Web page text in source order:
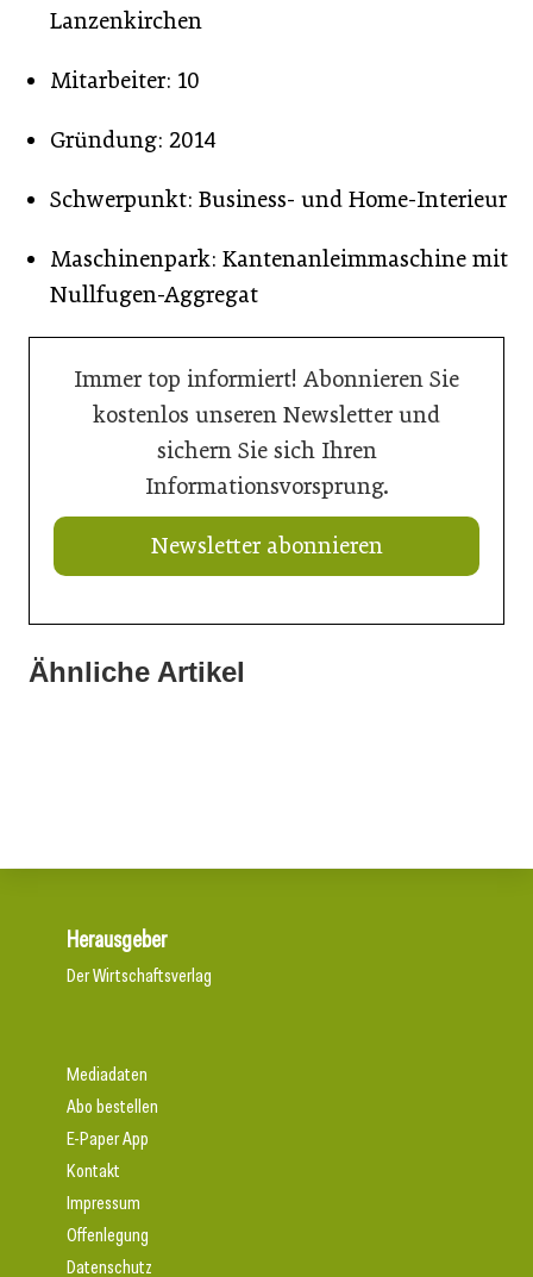
Lanzenkirchen
Mitarbeiter: 10
Gründung: 2014
Schwerpunkt: Business- und Home-Interieur
Maschinenpark: Kantenanleimmaschine mit
Nullfugen-Aggregat
Immer top informiert! Abonnieren Sie
kostenlos unseren Newsletter und
sichern Sie sich Ihren
Informationsvorsprung.
Newsletter abonnieren
Ähnliche Artikel
18. Juni 2026
Herausgeber
Der Wirtschaftsverlag
Mediadaten
Abo bestellen
E-Paper App
Kontakt
Impressum
Offenlegung
Datenschutz